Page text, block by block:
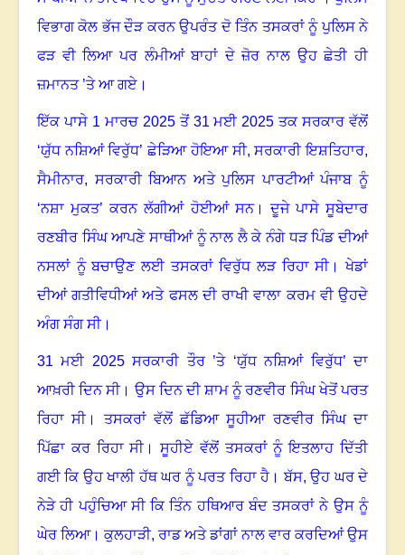
ਵਿਭਾਗ ਕੋਲ ਭੱਜ ਦੌੜ ਕਰਨ ਉਪਰੰਤ ਦੋ ਤਿੰਨ ਤਸਕਰਾਂ ਨੂੰ ਪੁਲਿਸ ਨੇ
ਫੜ ਵੀ ਲਿਆ ਪਰ ਲੰਮੀਆਂ ਬਾਹਾਂ ਦੇ ਜ਼ੋਰ ਨਾਲ ਉਹ ਛੇਤੀ ਹੀ
ਜ਼ਮਾਨਤ ’ਤੇ ਆ ਗਏ ।
ਇੱਕ ਪਾਸੇ 1 ਮਾਰਚ 2025 ਤੋਂ 31ਮਈ 2025 ਤਕ ਸਰਕਾਰ ਵੱਲੋਂ
‘ਯੁੱਧ ਨਸ਼ਿਆਂ ਵਿਰੁੱਧ’ਛੇੜਿਆ ਹੋਇਆ ਸੀ, ਸਰਕਾਰੀ ਇਸ਼ਤਿਹਾਰ,
ਸੈਮੀਨਾਰ, ਸਰਕਾਰੀ ਬਿਆਨ ਅਤੇ ਪੁਲਿਸ ਪਾਰਟੀਆਂ ਪੰਜਾਬ ਨੂੰ
‘ਨਸ਼ਾ ਮੁਕਤ’ਕਰਨ ਲੱਗੀਆਂ ਹੋਈਆਂ ਸਨ।ਦੂਜੇ ਪਾਸੇ ਸੂਬੇਦਾਰ
ਰਣਬੀਰ ਸਿੰਘ ਆਪਣੇ ਸਾਥੀਆਂ ਨੂੰ ਨਾਲ ਲੈ ਕੇ ਨੰਗੇ ਧੜ ਪਿੰਡ ਦੀਆਂ
ਨਸਲਾਂ ਨੂੰ ਬਚਾਉਣ ਲਈ ਤਸਕਰਾਂ ਵਿਰੁੱਧ ਲੜ ਰਿਹਾ ਸੀ।ਖੇਡਾਂ
ਦੀਆਂ ਗਤੀਵਿਧੀਆਂ ਅਤੇ ਫਸਲ ਦੀ ਰਾਖੀ ਵਾਲਾ ਕਰਮ ਵੀ ਉਹਦੇ
ਅੰਗ ਸੰਗ ਸੀ।
31ਮਈ 2025ਸਰਕਾਰੀ ਤੌਰ ’ਤੇ ‘ਯੁੱਧ ਨਸ਼ਿਆਂ ਵਿਰੁੱਧ’ਦਾ
ਆਖ਼ਰੀ ਦਿਨ ਸੀ। ਉਸ ਦਿਨ ਦੀ ਸ਼ਾਮ ਨੂੰ ਰਣਵੀਰ ਸਿੰਘ ਖੇਤੋਂ ਪਰਤ
ਰਿਹਾ ਸੀ। ਤਸਕਰਾਂ ਵੱਲੋਂ ਛੱਡਿਆ ਸੂਹੀਆ ਰਣਵੀਰ ਸਿੰਘ ਦਾ
ਪਿੱਛਾ ਕਰ ਰਿਹਾ ਸੀ।ਸੂਹੀਏ ਵੱਲੋਂ ਤਸਕਰਾਂ ਨੂੰ ਇਤਲਾਹ ਦਿੱਤੀ
ਗਈ ਕਿ ਉਹ ਖਾਲੀ ਹੱਥ ਘਰ ਨੂੰ ਪਰਤ ਰਿਹਾ ਹੈ ।ਬੱਸ,ਉਹ ਘਰ ਦੇ
ਨੇੜੇ ਹੀ ਪਹੁੰਚਿਆ ਸੀ ਕਿ ਤਿੰਨ ਹਥਿਆਰ ਬੰਦ ਤਸਕਰਾਂ ਨੇ ਉਸ ਨੂੰ
ਘੇਰ ਲਿਆ।ਕੁਲਹਾੜੀ, ਰਾਡ ਅਤੇ ਡਾਂਗਾਂ ਨਾਲ ਵਾਰ ਕਰਦਿਆਂ ਉਸ